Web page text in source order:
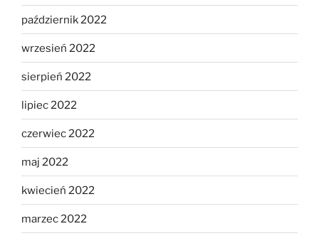
październik 2022
wrzesień 2022
sierpień 2022
lipiec 2022
czerwiec 2022
maj 2022
kwiecień 2022
marzec 2022